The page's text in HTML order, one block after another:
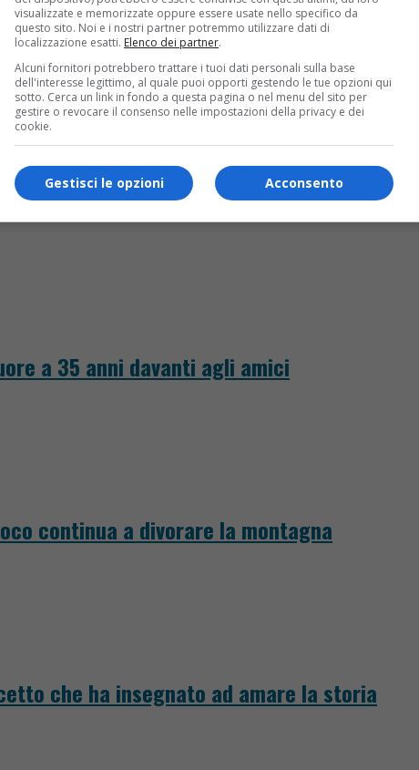
molla: afa oltre Ferragosto
un secolo di sorrisi e memoria
a 35 anni davanti agli amici
continua a divorare la montagna
che ha insegnato ad amare la storia
visualizzate e memorizzate oppure essere usate nello specifico da
questo sito. Noi e i nostri partner potremmo utilizzare dati di
localizzazione esatti. Elenco dei partner.
Alcuni fornitori potrebbero trattare i tuoi dati personali sulla base
dell'interesse legittimo, al quale puoi opporti gestendo le tue opzioni qui
sotto. Cerca un link in fondo a questa pagina o nel menu del sito per
gestire o revocare il consenso nelle impostazioni della privacy e dei
cookie.
Acconsento
Gestisci le opzioni